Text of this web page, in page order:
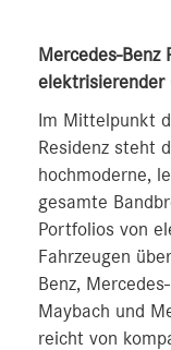
Mercedes-Benz
elektrisierender
Im Mittelpunkt
Residenz steht
hochmoderne,
gesamte
Portfolios von
Fahrzeugen
Benz,
Maybach und
reicht von